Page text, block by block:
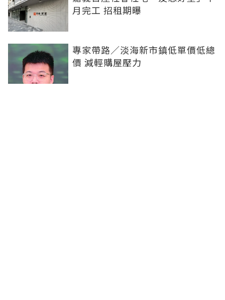
月完工 招租期曝
專家帶路／淡海新市鎮低單價低總
價 減輕購屋壓力